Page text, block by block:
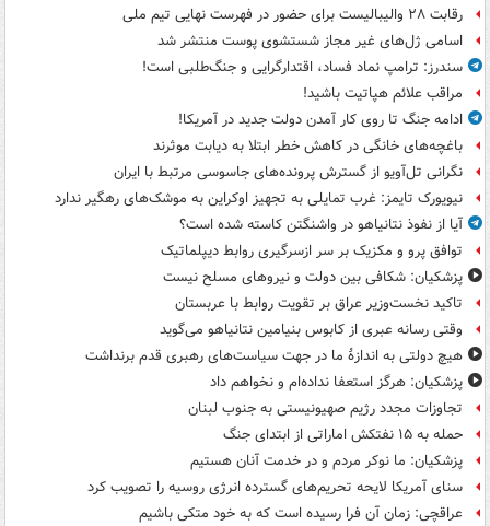
رقابت ۲۸ والیبالیست برای حضور در فهرست نهایی تیم ملی
اسامی ژل‌های غیر مجاز شستشوی پوست منتشر شد
سندرز: ترامپ نماد فساد، اقتدارگرایی و جنگ‌طلبی است!
مراقب علائم هپاتیت باشید!
ادامه جنگ تا روی کار آمدن دولت جدید در آمریکا!
باغچه‌های خانگی در کاهش خطر ابتلا به دیابت موثرند
نگرانی تل‌آویو از گسترش پرونده‌های جاسوسی مرتبط با ایران
نیویورک تایمز: غرب تمایلی به تجهیز اوکراین به موشک‌های رهگیر ندارد
آیا از نفوذ نتانیاهو در واشنگتن کاسته شده است؟
توافق پرو و مکزیک بر سر ازسرگیری روابط دیپلماتیک
پزشکیان: شکافی بین دولت و نیروهای مسلح نیست
تاکید نخست‌وزیر عراق بر تقویت روابط با عربستان
وقتی رسانه عبری از کابوس بنیامین نتانیاهو می‌گوید
هیچ دولتی به اندازۀ ما در جهت سیاست‌های رهبری قدم برنداشت
پزشکیان: هرگز استعفا نداده‌ام و نخواهم داد
تجاوزات مجدد رژیم صهیونیستی به جنوب لبنان
حمله به ۱۵ نفتکش‌ اماراتی از ابتدای جنگ
پزشکیان: ما نوکر مردم و در خدمت آنان هستیم
سنای آمریکا لایحه تحریم‌های گسترده انرژی روسیه را تصویب کرد
عراقچی: زمان آن فرا رسیده است که به خود متکی باشیم